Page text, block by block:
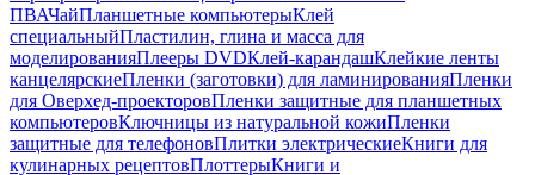
ПВАЧайПланшетные компьютерыКлей
специальныйПластилин, глина и масса для
моделированияПлееры DVDКлей-карандашКлейкие ленты
канцелярскиеПленки (заготовки) для ламинированияПленки
для Оверхед-проекторовПленки защитные для планшетных
компьютеровКлючницы из натуральной кожиПленки
защитные для телефоновПлитки электрическиеКниги для
кулинарных рецептовПлоттерыКниги и